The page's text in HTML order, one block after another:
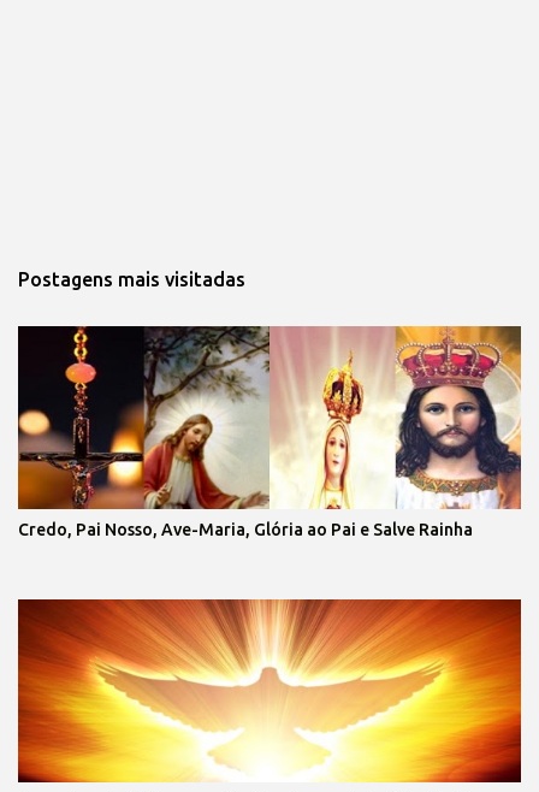
Postagens mais visitadas
Credo, Pai Nosso, Ave-Maria, Glória ao Pai e Salve Rainha